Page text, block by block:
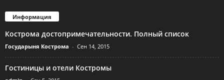
Информация
Кострома достопримечательности. Полный список
Государыня Кострома - Сен 14, 2015
Гостиницы и отели Костромы